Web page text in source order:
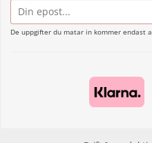
postadress
De uppgifter du matar in kommer endast